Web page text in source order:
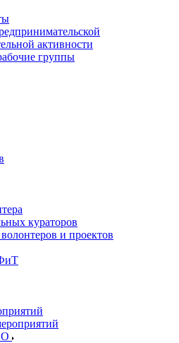
активности
группы
кураторов
и проектов